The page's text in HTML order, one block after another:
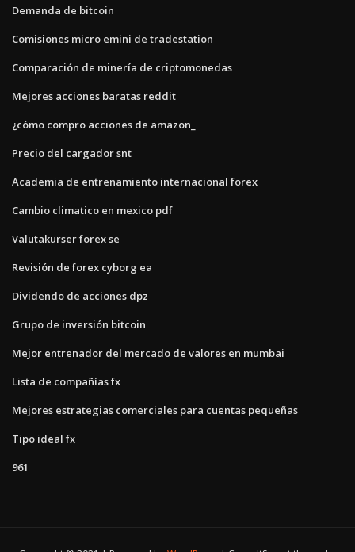
Demanda de bitcoin
Comisiones micro emini de tradestation
Comparación de minería de criptomonedas
Mejores acciones baratas reddit
¿cómo compro acciones de amazon_
Precio del cargador snt
Academia de entrenamiento internacional forex
Cambio climatico en mexico pdf
Valutakurser forex se
Revisión de forex cyborg ea
Dividendo de acciones dpz
Grupo de inversión bitcoin
Mejor entrenador del mercado de valores en mumbai
Lista de compañías fx
Mejores estrategias comerciales para cuentas pequeñas
Tipo ideal fx
961